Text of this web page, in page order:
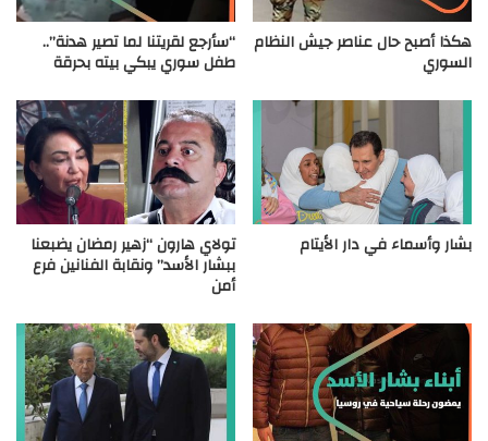
هكذا أصبح حال عناصر جيش النظام
السوري
“سأرجع لقريتنا لما تصير هدنة”..
طفل سوري يبكي بيته بحرقة
بشار وأسماء في دار الأيتام تولاي هارون “زهير رمضان يضبعنا
ببشار الأسد” ونقابة الفنانين فرع
أمن